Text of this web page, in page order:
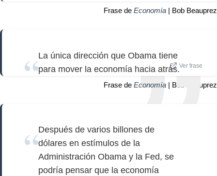
Frase de Economía | Bob Beauprez
La única dirección que Obama tiene
para mover la economía hacia atrás.Ver frase
Frase de Economía | Bob Beauprez
Después de varios billones de
dólares en estímulos de la
Administración Obama y la Fed, se
podría pensar que la economía